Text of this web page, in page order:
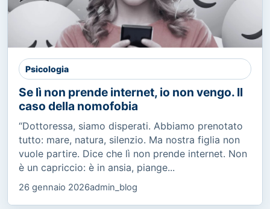
Psicologia
Se lì non prende internet, io non vengo. Il
caso della nomofobia
“Dottoressa, siamo disperati. Abbiamo prenotato
tutto: mare, natura, silenzio. Ma nostra figlia non
vuole partire. Dice che lì non prende internet. Non
è un capriccio: è in ansia, piange...
26 gennaio 2026admin_blog